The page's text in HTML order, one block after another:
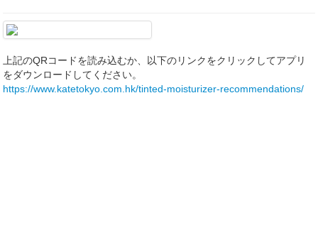
上記のQRコードを読み込むか、以下のリンクをクリックしてアプリ
をダウンロードしてください。
https://www.katetokyo.com.hk/tinted-moisturizer-recommendations/